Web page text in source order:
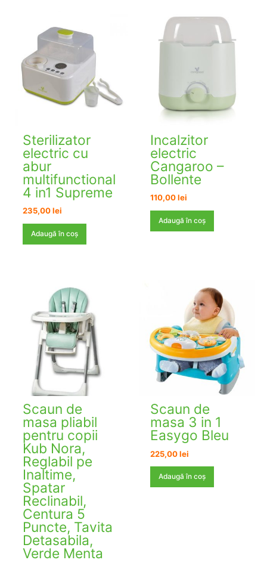
Sterilizator
electric cu
abur
multifunctional
4 in1 Supreme
235,00lei
Adaugă în coș
Incalzitor
electric
Cangaroo –
Bollente
110,00lei
Adaugă în coș
Scaun de
masa pliabil
pentru copii
Kub Nora,
Reglabil pe
Inaltime,
Spatar
Reclinabil,
Centura 5
Puncte, Tavita
Detasabila,
Verde Menta
Scaun de
masa 3 in 1
Easygo Bleu
225,00lei
Adaugă în coș